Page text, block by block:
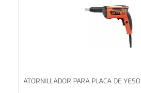
ATORNILLADOR PARA PLACA DE